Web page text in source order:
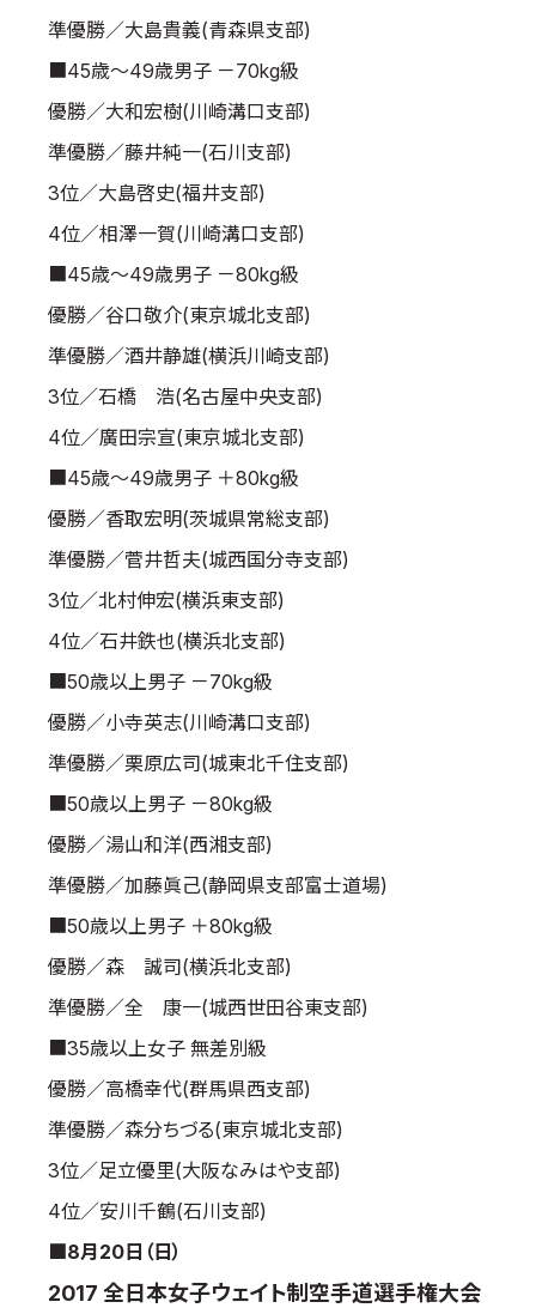
準優勝／大島貴義(青森県支部)
■45歳～49歳男子 －70kg級
優勝／大和宏樹(川崎溝口支部)
準優勝／藤井純一(石川支部)
3位／大島啓史(福井支部)
4位／相澤一賀(川崎溝口支部)
■45歳～49歳男子 －80kg級
優勝／谷口敬介(東京城北支部)
準優勝／酒井静雄(横浜川崎支部)
3位／石橋 浩(名古屋中央支部)
4位／廣田宗宣(東京城北支部)
■45歳～49歳男子 ＋80kg級
優勝／香取宏明(茨城県常総支部)
準優勝／菅井哲夫(城西国分寺支部)
3位／北村伸宏(横浜東支部)
4位／石井鉄也(横浜北支部)
■50歳以上男子 －70kg級
優勝／小寺英志(川崎溝口支部)
準優勝／栗原広司(城東北千住支部)
■50歳以上男子 －80kg級
優勝／湯山和洋(西湘支部)
準優勝／加藤眞己(静岡県支部富士道場)
■50歳以上男子 ＋80kg級
優勝／森 誠司(横浜北支部)
準優勝／全 康一(城西世田谷東支部)
■35歳以上女子 無差別級
優勝／高橋幸代(群馬県西支部)
準優勝／森分ちづる(東京城北支部)
3位／足立優里(大阪なみはや支部)
4位／安川千鶴(石川支部)
■8月20日（日）
2017 全日本女子ウェイト制空手道選手権大会